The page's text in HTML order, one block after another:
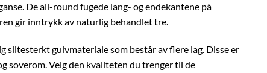
De all-round fugede lang- og endekantene på
gir inntrykk av naturlig behandlet tre.
slitesterkt gulvmateriale som består av flere lag. Disse er
soverom. Velg den kvaliteten du trenger til de